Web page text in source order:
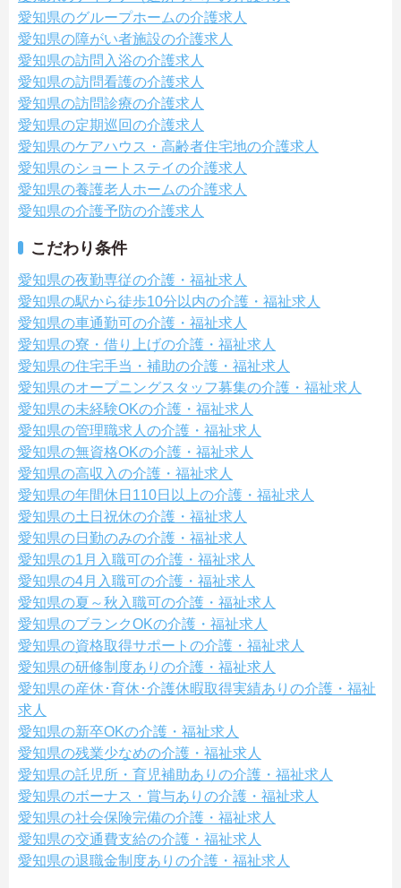
愛知県のグループホームの介護求人
愛知県の障がい者施設の介護求人
愛知県の訪問入浴の介護求人
愛知県の訪問看護の介護求人
愛知県の訪問診療の介護求人
愛知県の定期巡回の介護求人
愛知県のケアハウス・高齢者住宅地の介護求人
愛知県のショートステイの介護求人
愛知県の養護老人ホームの介護求人
愛知県の介護予防の介護求人
こだわり条件
愛知県の夜勤専従の介護・福祉求人
愛知県の駅から徒歩10分以内の介護・福祉求人
愛知県の車通勤可の介護・福祉求人
愛知県の寮・借り上げの介護・福祉求人
愛知県の住宅手当・補助の介護・福祉求人
愛知県のオープニングスタッフ募集の介護・福祉求人
愛知県の未経験OKの介護・福祉求人
愛知県の管理職求人の介護・福祉求人
愛知県の無資格OKの介護・福祉求人
愛知県の高収入の介護・福祉求人
愛知県の年間休日110日以上の介護・福祉求人
愛知県の土日祝休の介護・福祉求人
愛知県の日勤のみの介護・福祉求人
愛知県の1月入職可の介護・福祉求人
愛知県の4月入職可の介護・福祉求人
愛知県の夏～秋入職可の介護・福祉求人
愛知県のブランクOKの介護・福祉求人
愛知県の資格取得サポートの介護・福祉求人
愛知県の研修制度ありの介護・福祉求人
愛知県の産休･育休･介護休暇取得実績ありの介護・福祉
求人
愛知県の新卒OKの介護・福祉求人
愛知県の残業少なめの介護・福祉求人
愛知県の託児所・育児補助ありの介護・福祉求人
愛知県のボーナス・賞与ありの介護・福祉求人
愛知県の社会保険完備の介護・福祉求人
愛知県の交通費支給の介護・福祉求人
愛知県の退職金制度ありの介護・福祉求人